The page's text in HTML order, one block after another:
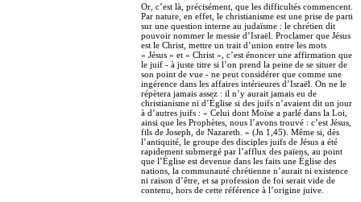
Or, c’est là, précisément, que les difficultés commencent.
Par nature, en effet, le christianisme est une prise de parti
sur une question interne au judaïsme : le chrétien dit
pouvoir nommer le messie d’Israël. Proclamer que Jésus
est le Christ, mettre un trait d’union entre les mots
« Jésus » et « Christ », c’est énoncer une affirmation que
le juif - à juste titre si l’on prend la peine de se situer de
son point de vue - ne peut considérer que comme une
ingérence dans les affaires intérieures d’Israël. On ne le
répètera jamais assez : il n’y aurait jamais eu de
christianisme ni d’Église si des juifs n’avaient dit un jour
à d’autres juifs : « Celui dont Moïse a parlé dans la Loi,
ainsi que les Prophètes, nous l’avons trouvé : c’est Jésus,
fils de Joseph, de Nazareth. » (Jn 1,45). Même si, dès
l’antiquité, le groupe des disciples juifs de Jésus a été
rapidement submergé par l’afflux des païens, au point
que l’Église est devenue dans les faits une Église des
nations, la communauté chrétienne n’aurait ni existence
ni raison d’être, et sa profession de foi serait vide de
contenu, hors de cette référence à l’origine juive.